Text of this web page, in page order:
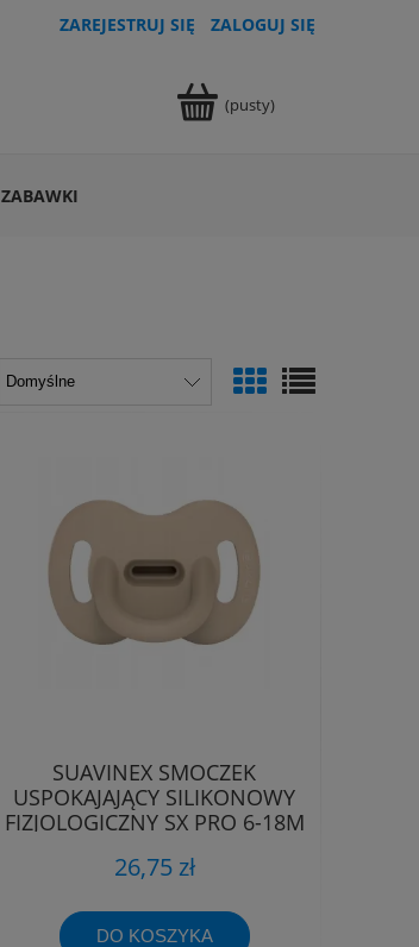
ZAREJESTRUJ SIĘ ZALOGUJ SIĘ
(pusty)
ZABAWKI
SUAVINEX SMOCZEK
USPOKAJAJĄCY SILIKONOWY
FIZJOLOGICZNY SX PRO 6-18M
26,75 zł
DO KOSZYKA